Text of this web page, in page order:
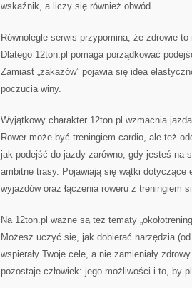
wskaźnik, a liczy się również obwód.
Równolegle serwis przypomina, że zdrowie
Dlatego 12ton.pl pomaga porządkować
Zamiast „zakazów” pojawia się idea
poczucia winy.
Wyjątkowy charakter 12ton.pl wzmacnia
Rower może być treningiem cardio, ale też
jak podejść do jazdy zarówno, gdy jesteś na
ambitne trasy. Pojawiają się wątki dotyczące
wyjazdów oraz łączenia roweru z treningiem
Na 12ton.pl ważne są też tematy
Możesz uczyć się, jak dobierać narzędzia
wspierały Twoje cele, a nie zamieniały
pozostaje człowiek: jego możliwości i to, by